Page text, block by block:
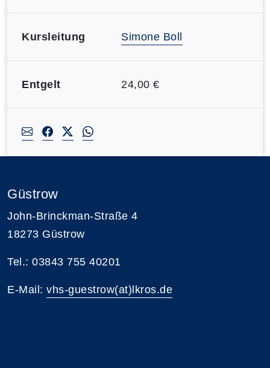
Kursleitung Simone Boll
Entgelt 24,00 €
Güstrow
John-Brinckman-Straße 4
18273 Güstrow
Tel.: 03843 755 40201
E-Mail: vhs-guestrow(at)lkros.de